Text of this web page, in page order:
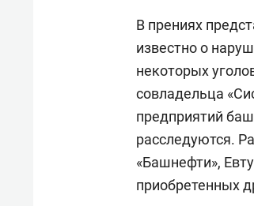
В прениях
известно о
некоторых
совладельца
предприятий
расследуются.
«Башнефти»,
приобретенных